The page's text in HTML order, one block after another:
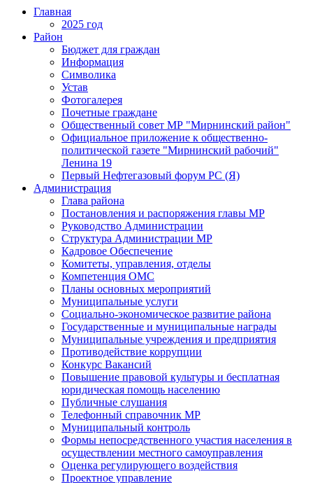
Главная
2025 год
Район
Бюджет для граждан
Информация
Символика
Устав
Фотогалерея
Почетные граждане
Общественный совет МР "Мирнинский район"
Официальное приложение к общественно-
политической газете "Мирнинский рабочий"
Ленина 19
Первый Нефтегазовый форум РС (Я)
Администрация
Глава района
Постановления и распоряжения главы МР
Руководство Администрации
Структура Администрации МР
Кадровое Обеспечение
Комитеты, управления, отделы
Компетенция ОМС
Планы основных мероприятий
Муниципальные услуги
Социально-экономическое развитие района
Государственные и муниципальные награды
Муниципальные учреждения и предприятия
Противодействие коррупции
Конкурс Вакансий
Повышение правовой культуры и бесплатная
юридическая помощь населению
Публичные слушания
Телефонный справочник МР
Муниципальный контроль
Формы непосредственного участия населения в
осуществлении местного самоуправления
Оценка регулирующего воздействия
Проектное управление